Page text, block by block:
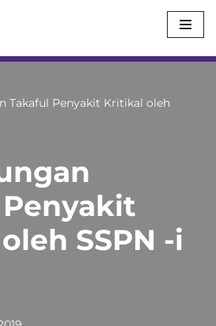
Takaful Penyakit Kritikal oleh
SSPN -i